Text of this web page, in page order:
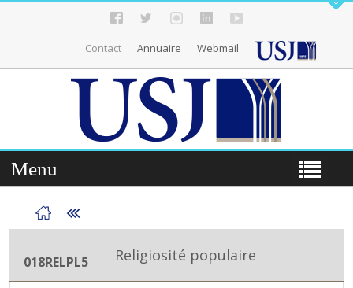
Contact Annuaire Webmail
Menu
018RELPL5 Religiosité populaire